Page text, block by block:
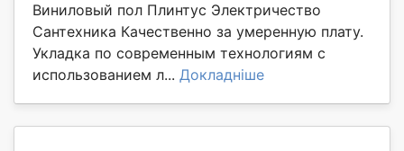
Виниловый пол Плинтус Электричество
Сантехника Качественно за умеренную плату.
Укладка по современным технологиям с
использованием л... Докладніше